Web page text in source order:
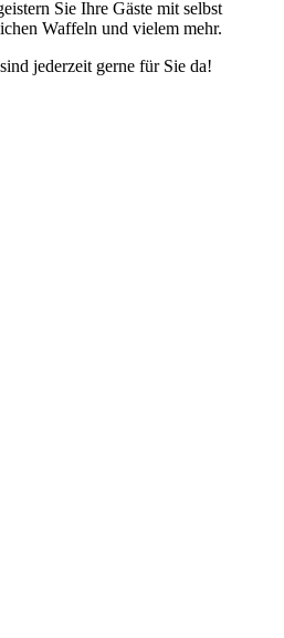
Sie Ihre Gäste mit selbst
Waffeln und vielem mehr.
jederzeit gerne für Sie da!